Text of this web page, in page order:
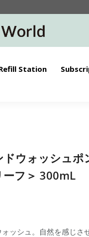
Station
ウォッシュポ
フ＞ 300mL
ッシュ。自然を感じさ